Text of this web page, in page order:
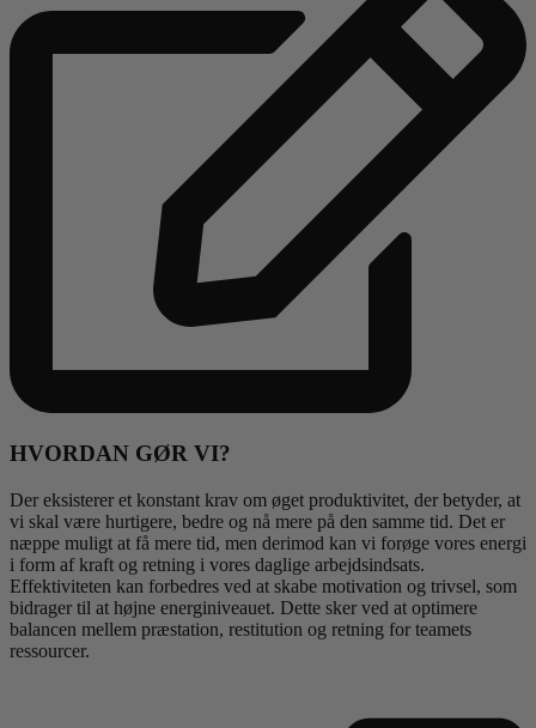
HVORDAN GØR VI?
Der eksisterer et konstant krav om øget produktivitet, der betyder, at
vi skal være hurtigere, bedre og nå mere på den samme tid. Det er
næppe muligt at få mere tid, men derimod kan vi forøge vores energi
i form af kraft og retning i vores daglige arbejdsindsats.
Effektiviteten kan forbedres ved at skabe motivation og trivsel, som
bidrager til at højne energiniveauet. Dette sker ved at optimere
balancen mellem præstation, restitution og retning for teamets
ressourcer.